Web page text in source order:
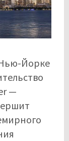
Йорке
—